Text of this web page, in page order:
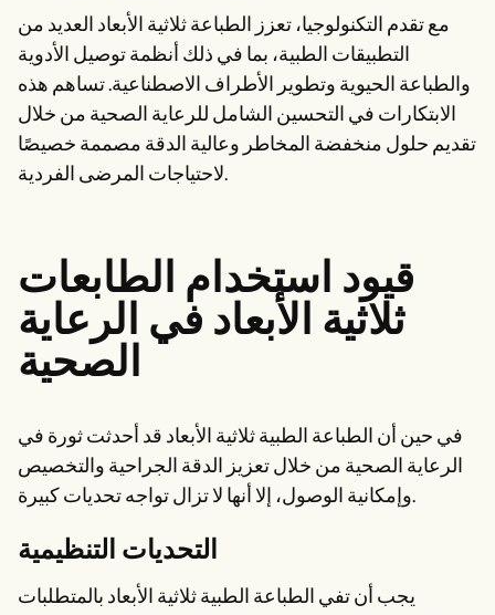
مع تقدم التكنولوجيا، تعزز الطباعة ثلاثية الأبعاد العديد من
التطبيقات الطبية، بما في ذلك أنظمة توصيل الأدوية
والطباعة الحيوية وتطوير الأطراف الاصطناعية. تساهم هذه
الابتكارات في التحسين الشامل للرعاية الصحية من خلال
تقديم حلول منخفضة المخاطر وعالية الدقة مصممة خصيصًا
لاحتياجات المرضى الفردية.
قيود استخدام الطابعات
ثلاثية الأبعاد في الرعاية
الصحية
في حين أن الطباعة الطبية ثلاثية الأبعاد قد أحدثت ثورة في
الرعاية الصحية من خلال تعزيز الدقة الجراحية والتخصيص
وإمكانية الوصول، إلا أنها لا تزال تواجه تحديات كبيرة.
التحديات التنظيمية
يجب أن تفي الطباعة الطبية ثلاثية الأبعاد بالمتطلبات